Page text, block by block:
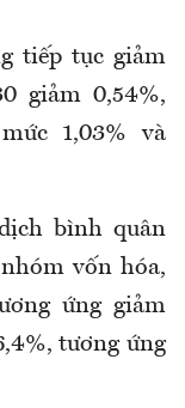
tiếp tục giảm
giảm 0,54%,
1,03% và
bình quân
vốn hóa,
ứng giảm
tương ứng